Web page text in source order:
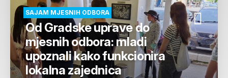
SAJAM MJESNIH ODBORA
Od Gradske uprave do
mjesnih odbora: mladi
upoznali kako funkcionira
lokalna zajednica